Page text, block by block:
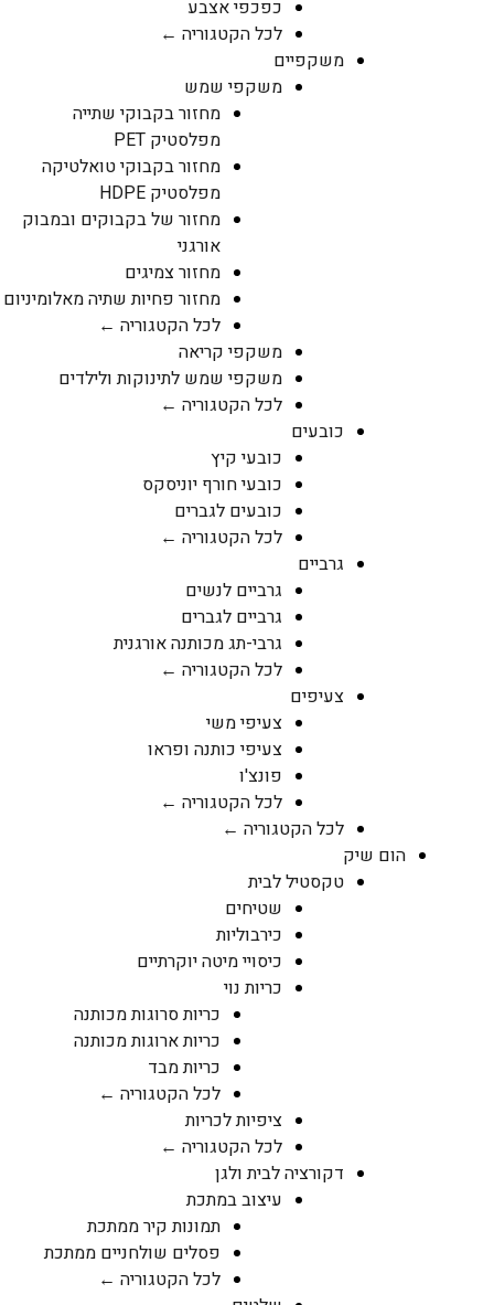
כפכפי אצבע
לכל הקטגוריה ←
משקפיים
משקפי שמש
מחזור בקבוקי שתייה
מפלסטיק PET
מחזור בקבוקי טואלטיקה
מפלסטיק HDPE
מחזור של בקבוקים ובמבוק
אורגני
מחזור צמיגים
מחזור פחיות שתיה מאלומיניום
לכל הקטגוריה ←
משקפי קריאה
משקפי שמש לתינוקות ולילדים
לכל הקטגוריה ←
כובעים
כובעי קיץ
כובעי חורף יוניסקס
כובעים לגברים
לכל הקטגוריה ←
גרביים
גרביים לנשים
גרביים לגברים
גרבי-תג מכותנה אורגנית
לכל הקטגוריה ←
צעיפים
צעיפי משי
צעיפי כותנה ופראו
פונצ'ו
לכל הקטגוריה ←
לכל הקטגוריה ←
הום שיק
טקסטיל לבית
שטיחים
כירבוליות
כיסויי מיטה יוקרתיים
כריות נוי
כריות סרוגות מכותנה
כריות ארוגות מכותנה
כריות מבד
לכל הקטגוריה ←
ציפיות לכריות
לכל הקטגוריה ←
דקורציה לבית ולגן
עיצוב במתכת
תמונות קיר ממתכת
פסלים שולחניים ממתכת
לכל הקטגוריה ←